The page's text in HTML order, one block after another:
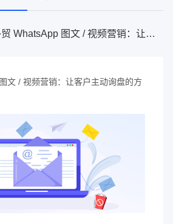
外贸 WhatsApp 图文 / 视频营销：让客户主动询盘的方法
文 / 视频营销：让客户主动询盘的方